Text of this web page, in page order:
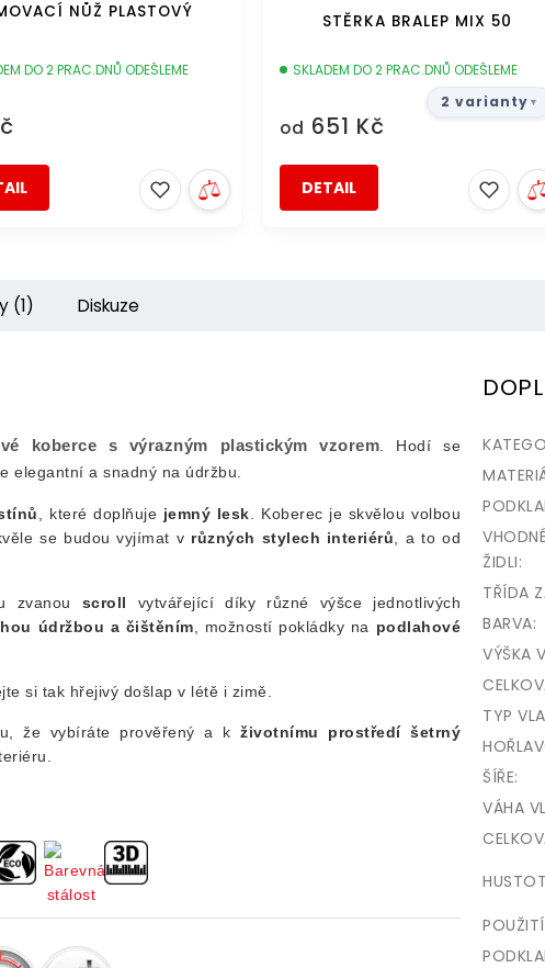
NŮŽ PLASTOVÝ
DO 2 PRAC.DNŮ ODEŠLEME
STĚRKA BRALEP MIX 50
SKLADEM DO 2 PRAC.DNŮ ODEŠLEME
od 651 Kč
DETAIL
2 varianty
(1) Diskuze
koberce s výrazným plastickým vzorem . Hodí se
elegantní a snadný na údržbu.
, které doplňuje jemný lesk . Koberec je skvělou volbou
se budou vyjímat v různých stylech interiérů , a to od
zvanou scroll
vytvářející díky různé výšce jednotlivých
údržbou a čištěním , možností pokládky na podlahové
si tak hřejivý došlap v létě i zimě.
že vybíráte prověřený a kživotnímu prostředí šetrný
ŽIDLI:
TŘÍDA
BARVA:
VÝŠKA
TYP
ŠÍŘE:
VÁHA
POUŽITÍ